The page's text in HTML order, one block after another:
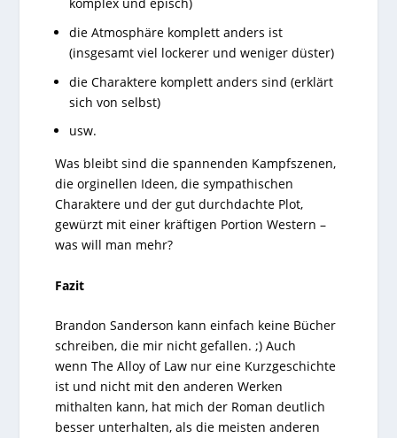
die Atmosphäre komplett anders ist
(insgesamt viel lockerer und weniger düster)
die Charaktere komplett anders sind (erklärt
sich von selbst)
usw.
Was bleibt sind die spannenden Kampfszenen,
die orginellen Ideen, die sympathischen
Charaktere und der gut durchdachte Plot,
gewürzt mit einer kräftigen Portion Western –
was will man mehr?
Fazit
Brandon Sanderson kann einfach keine Bücher
schreiben, die mir nicht gefallen. ;) Auch
wenn The Alloy of Law nur eine Kurzgeschichte
ist und nicht mit den anderen Werken
mithalten kann, hat mich der Roman deutlich
besser unterhalten, als die meisten anderen